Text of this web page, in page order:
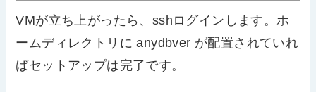
VMが立ち上がったら、sshログインします。ホ
ームディレクトリに anydbver が配置されていれ
ばセットアップは完了です。